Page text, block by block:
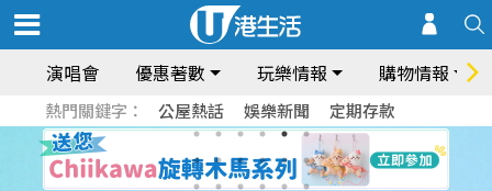
演唱會 優惠著數 玩樂情報 購物情報
熱門關鍵字： 公屋熱話 娛樂新聞 定期存款